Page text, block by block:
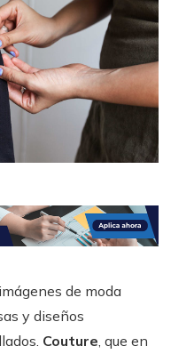
de moda
y diseños
Couture , que en